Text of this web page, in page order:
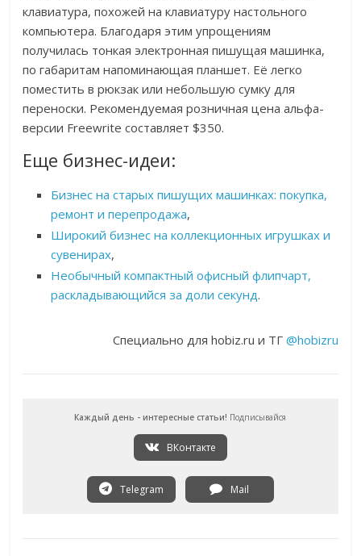
клавиатура, похожей на клавиатуру настольного
компьютера. Благодаря этим упрощениям
получилась тонкая электронная пишущая машинка,
по габаритам напоминающая планшет. Её легко
поместить в рюкзак или небольшую сумку для
переноски. Рекомендуемая розничная цена альфа-
версии Freewrite составляет $350.
Еще бизнес-идеи:
Бизнес на старых пишущих машинках: покупка,
ремонт и перепродажа,
Широкий бизнес на коллекционных игрушках и
сувенирах,
Необычный компактный офисный флипчарт,
раскладывающийся за доли секунд.
Специально для hobiz.ru и ТГ @hobizru
Каждый день - интересные статьи! Подписывайся
ВКонтакте
Telegram Mail